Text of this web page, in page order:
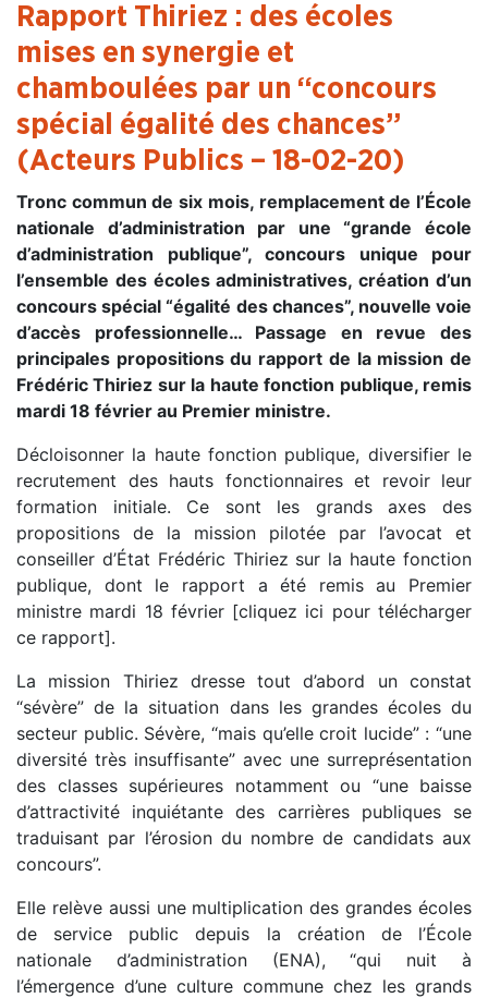
Rapport Thiriez : des écoles
mises en synergie et
chamboulées par un “concours
spécial égalité des chances”
(Acteurs Publics – 18-02-20)
Tronc commun de six mois, remplacement de l’École
nationale d’administration par une “grande école
d’administration publique”, concours unique pour
l’ensemble des écoles administratives, création d’un
concours spécial “égalité des chances”, nouvelle voie
d’accès professionnelle… Passage en revue des
principales propositions du rapport de la mission de
Frédéric Thiriez sur la haute fonction publique, remis
mardi 18 février au Premier ministre.
Décloisonner la haute fonction publique, diversifier le
recrutement des hauts fonctionnaires et revoir leur
formation initiale. Ce sont les grands axes des
propositions de la mission pilotée par l’avocat et
conseiller d’État Frédéric Thiriez sur la haute fonction
publique, dont le rapport a été remis au Premier
ministre mardi 18 février [cliquez ici pour télécharger
ce rapport].
La mission Thiriez dresse tout d’abord un constat
“sévère” de la situation dans les grandes écoles du
secteur public. Sévère, “mais qu’elle croit lucide” : “une
diversité très insuffisante” avec une surreprésentation
des classes supérieures notamment ou “une baisse
d’attractivité inquiétante des carrières publiques se
traduisant par l’érosion du nombre de candidats aux
concours”.
Elle relève aussi une multiplication des grandes écoles
de service public depuis la création de l’École
nationale d’administration (ENA), “qui nuit à
l’émergence d’une culture commune chez les grands